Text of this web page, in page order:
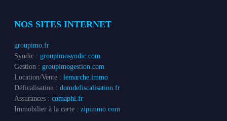
NOS SITES INTERNET
groupimo.fr
Syndic :groupimosyndic.com
Gestion :groupimogestion.com
Location/Vente :lemarche.immo
Déficalisation :domdefiscalisation.fr
Assurances :comaphi.fr
Immobilier à la carte :zipimmo.com